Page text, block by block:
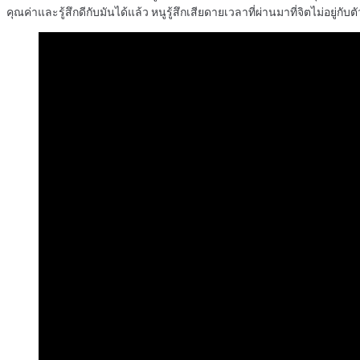
คุณค่าและรู้สึกดีกับมันได้แล้ว หนูรู้สึกเสียดายเวลาที่ผ่านมาที่จิตไม่อยู่กับ